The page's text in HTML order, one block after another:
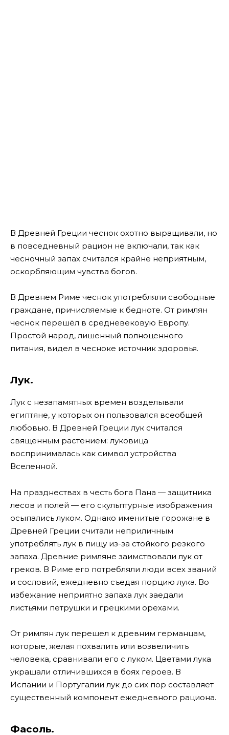
В Древней Греции чеснок охотно выращивали, но
в повседневный рацион не включали, так как
чесночный запах считался крайне неприятным,
оскорбляющим чувства богов.
В Древнем Риме чеснок употребляли свободные
граждане, причисляемые к бедноте. От римлян
чеснок перешёл в средневековую Европу.
Простой народ, лишенный полноценного
питания, видел в чесноке источник здоровья.
Лук.
Лук с незапамятных времен возделывали
египтяне, у которых он пользовался всеобщей
любовью. В Древней Греции лук считался
священным растением: луковица
воспринималась как символ устройства
Вселенной.
На празднествах в честь бога Пана — защитника
лесов и полей — его скульптурные изображения
осыпались луком. Однако именитые горожане в
Древней Греции считали неприличным
употреблять лук в пищу из-за стойкого резкого
запаха. Древние римляне заимствовали лук от
греков. В Риме его потребляли люди всех званий
и сословий, ежедневно съедая порцию лука. Во
избежание неприятно запаха лук заедали
листьями петрушки и грецкими орехами.
От римлян лук перешел к древним германцам,
которые, желая похвалить или возвеличить
человека, сравнивали его с луком. Цветами лука
украшали отличившихся в боях героев. В
Испании и Португалии лук до сих пор составляет
существенный компонент ежедневного рациона.
Фасоль.